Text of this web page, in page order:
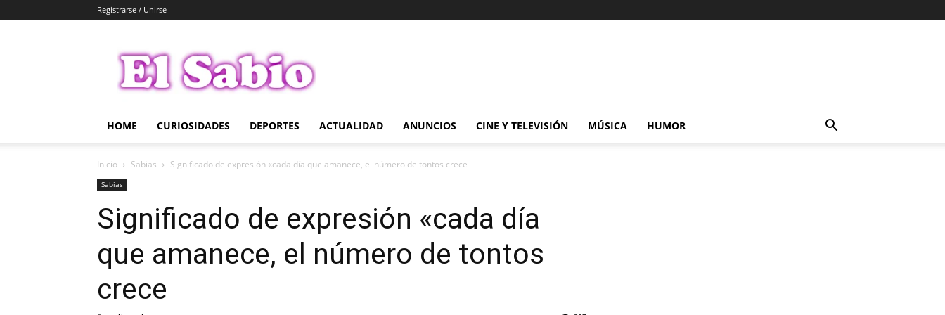
Registrarse / Unirse
Sabio
HOME CURIOSIDADES DEPORTES ACTUALIDAD ANUNCIOS CINE Y TELEVISIÓN MÚSICA HUMOR
Inicio Sabias Significado de expresión «cada día que amanece, el número de tontos crece
Sabias
Significado de expresión «cada día
que amanece, el número de tontos
crece